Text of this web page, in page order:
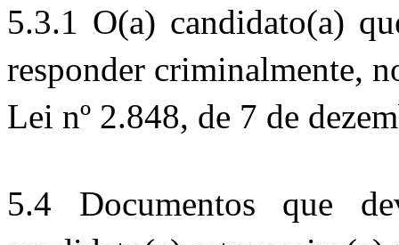
5.3.1 O(a) candidato(a)
responder criminalmente,
Lei nº 2.848, de 7 de
5.4 Documentos que